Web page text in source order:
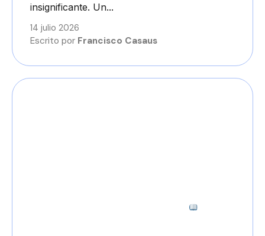
insignificante. Un...
14 julio 2026
Escrito por Francisco Casaus